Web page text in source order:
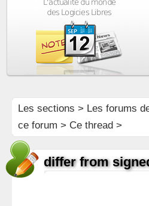
Les sections > Les forums
ce forum > Ce thread >
differ from